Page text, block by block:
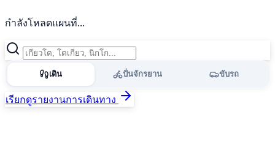
กำลังโหลดแผนที่...
เดิน ปั่นจักรยาน ขับรถ
เรียกดูรายงานการเดินทาง